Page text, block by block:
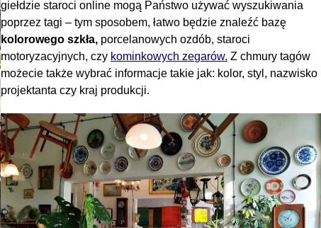
giełdzie staroci online mogą Państwo używać wyszukiwania
poprzez tagi – tym sposobem, łatwo będzie znaleźć bazę
kolorowego szkła, porcelanowych ozdób, staroci
motoryzacyjnych, czy kominkowych zegarów. Z chmury tagów
możecie także wybrać informacje takie jak: kolor, styl, nazwisko
projektanta czy kraj produkcji.